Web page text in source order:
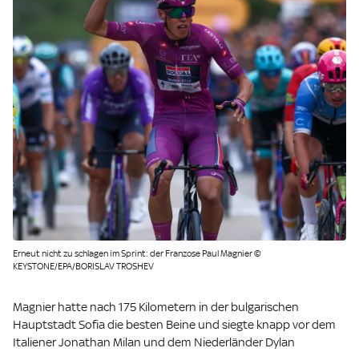
Erneut nicht zu schlagen im Sprint: der Franzose Paul Magnier ©
KEYSTONE/EPA/BORISLAV TROSHEV
Magnier hatte nach 175 Kilometern in der bulgarischen
Hauptstadt Sofia die besten Beine und siegte knapp vor dem
Italiener Jonathan Milan und dem Niederländer Dylan